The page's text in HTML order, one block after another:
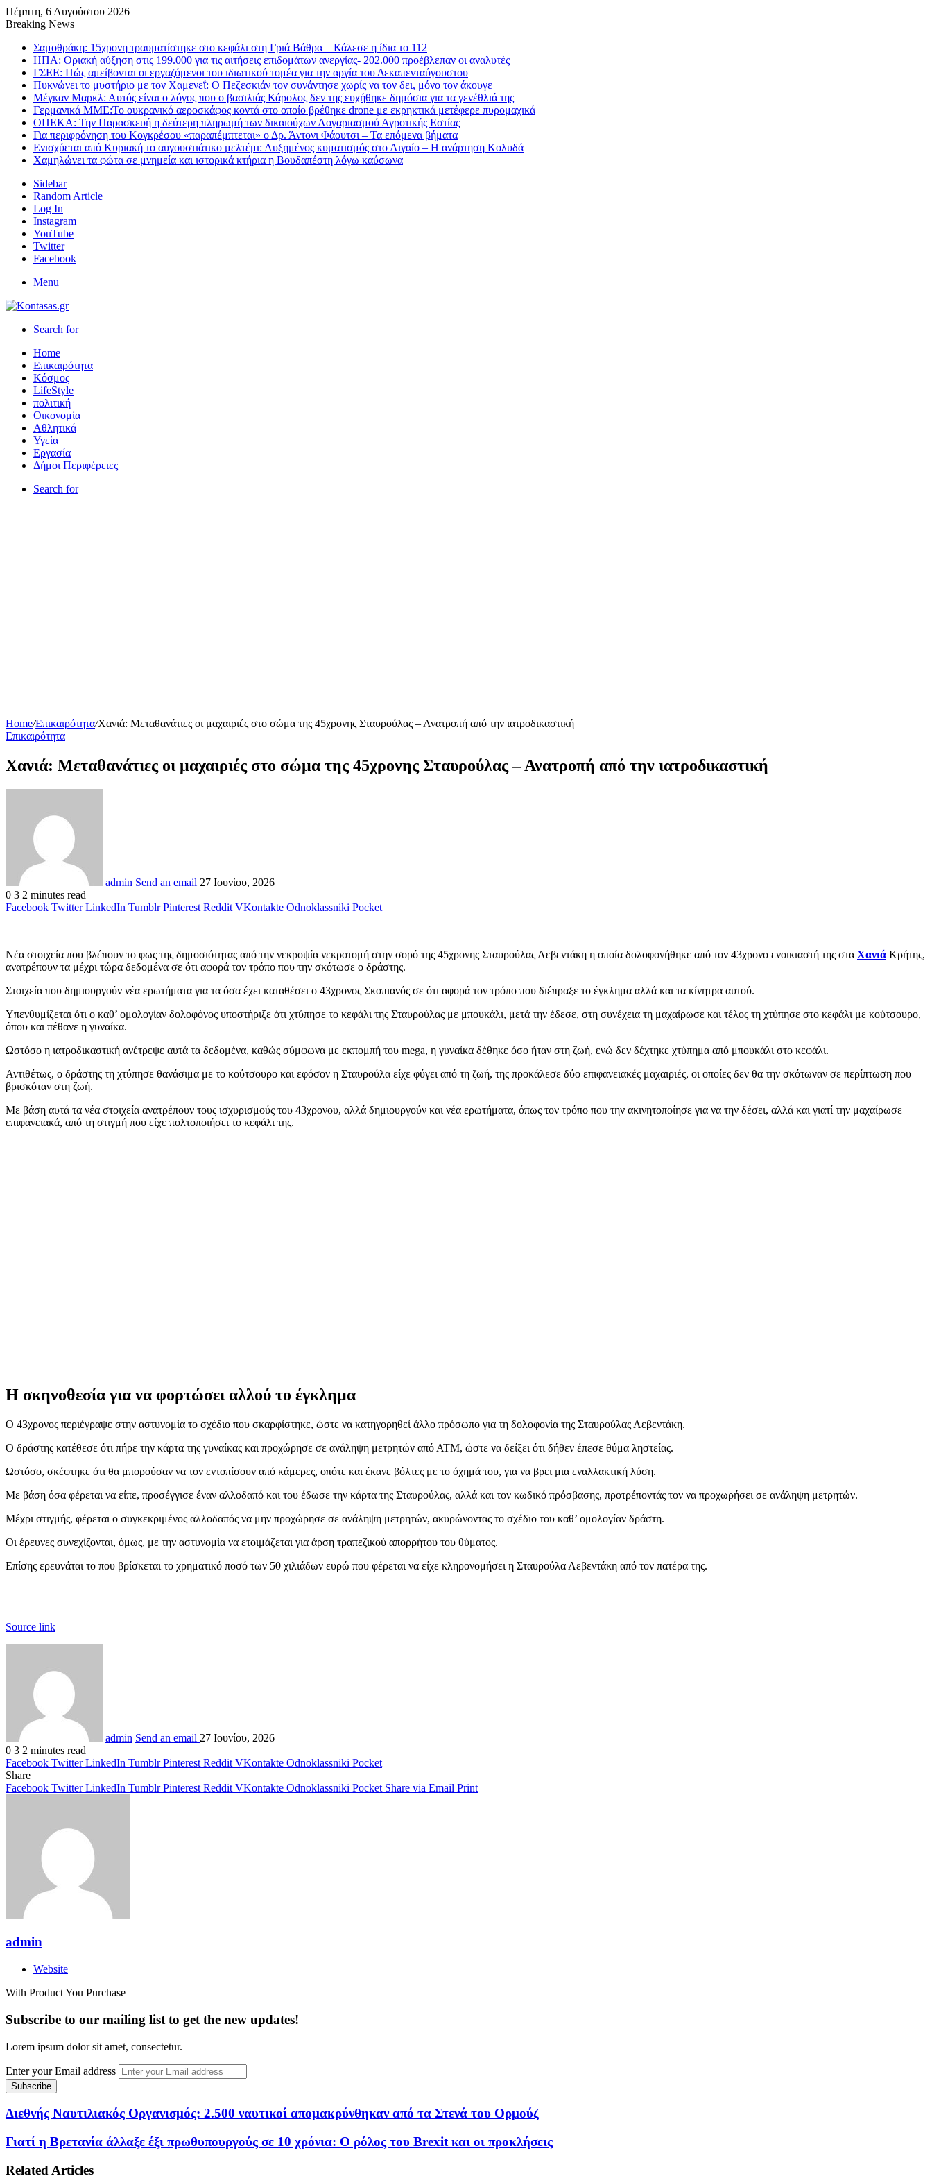
Πέμπτη, 6 Αυγούστου 2026
Breaking News
Σαμοθράκη: 15χρονη τραυματίστηκε στο κεφάλι στη Γριά Βάθρα – Κάλεσε η ίδια το 112
ΗΠΑ: Οριακή αύξηση στις 199.000 για τις αιτήσεις επιδομάτων ανεργίας- 202.000 προέβλεπαν οι αναλυτές
ΓΣΕΕ: Πώς αμείβονται οι εργαζόμενοι του ιδιωτικού τομέα για την αργία του Δεκαπενταύγουστου
Πυκνώνει το μυστήριο με τον Χαμενεΐ: Ο Πεζεσκιάν τον συνάντησε χωρίς να τον δει, μόνο τον άκουγε
Μέγκαν Μαρκλ: Αυτός είναι ο λόγος που ο βασιλιάς Κάρολος δεν της ευχήθηκε δημόσια για τα γενέθλιά της
Γερμανικά ΜΜΕ:Το ουκρανικό αεροσκάφος κοντά στο οποίο βρέθηκε drone με εκρηκτικά μετέφερε πυρομαχικά
ΟΠΕΚΑ: Την Παρασκευή η δεύτερη πληρωμή των δικαιούχων Λογαριασμού Αγροτικής Εστίας
Για περιφρόνηση του Κογκρέσου «παραπέμπτεται» ο Δρ. Άντονι Φάουτσι – Τα επόμενα βήματα
Ενισχύεται από Κυριακή το αυγουστιάτικο μελτέμι: Αυξημένος κυματισμός στο Αιγαίο – Η ανάρτηση Κολυδά
Χαμηλώνει τα φώτα σε μνημεία και ιστορικά κτήρια η Βουδαπέστη λόγω καύσωνα
Sidebar
Random Article
Log In
Instagram
YouTube
Twitter
Facebook
Menu
Search for
Home
Επικαιρότητα
Κόσμος
LifeStyle
πολιτική
Οικονομία
Αθλητικά
Υγεία
Εργασία
Δήμοι Περιφέρειες
Search for
Home/Επικαιρότητα/Χανιά: Μεταθανάτιες οι μαχαιριές στο σώμα της 45χρονης Σταυρούλας – Ανατροπή από την ιατροδικαστική
Επικαιρότητα
Χανιά: Μεταθανάτιες οι μαχαιριές στο σώμα της 45χρονης Σταυρούλας – Ανατροπή από την ιατροδικαστική
admin Send an email 27 Ιουνίου, 2026
0 3 2 minutes read
Facebook Twitter LinkedIn Tumblr Pinterest Reddit VKontakte Odnoklassniki Pocket
Νέα στοιχεία που βλέπουν το φως της δημοσιότητας από την νεκροψία νεκροτομή στην σορό της 45χρονης Σταυρούλας Λεβεντάκη η οποία δολοφονήθηκε από τον 43χρονο ενοικιαστή της στα Χανιά Κρήτης,
ανατρέπουν τα μέχρι τώρα δεδομένα σε ότι αφορά τον τρόπο που την σκότωσε ο δράστης.
Στοιχεία που δημιουργούν νέα ερωτήματα για τα όσα έχει καταθέσει ο 43χρονος Σκοπιανός σε ότι αφορά τον τρόπο που διέπραξε το έγκλημα αλλά και τα κίνητρα αυτού.
Υπενθυμίζεται ότι ο καθ’ ομολογίαν δολοφόνος υποστήριξε ότι χτύπησε το κεφάλι της Σταυρούλας με μπουκάλι, μετά την έδεσε, στη συνέχεια τη μαχαίρωσε και τέλος τη χτύπησε στο κεφάλι με κούτσουρο,
όπου και πέθανε η γυναίκα.
Ωστόσο η ιατροδικαστική ανέτρεψε αυτά τα δεδομένα, καθώς σύμφωνα με εκπομπή του mega, η γυναίκα δέθηκε όσο ήταν στη ζωή, ενώ δεν δέχτηκε χτύπημα από μπουκάλι στο κεφάλι.
Αντιθέτως, ο δράστης τη χτύπησε θανάσιμα με το κούτσουρο και εφόσον η Σταυρούλα είχε φύγει από τη ζωή, της προκάλεσε δύο επιφανειακές μαχαιριές, οι οποίες δεν θα την σκότωναν σε περίπτωση που
βρισκόταν στη ζωή.
Με βάση αυτά τα νέα στοιχεία ανατρέπουν τους ισχυρισμούς του 43χρονου, αλλά δημιουργούν και νέα ερωτήματα, όπως τον τρόπο που την ακινητοποίησε για να την δέσει, αλλά και γιατί την μαχαίρωσε
επιφανειακά, από τη στιγμή που είχε πολτοποιήσει το κεφάλι της.
Η σκηνοθεσία για να φορτώσει αλλού το έγκλημα
Ο 43χρονος περιέγραψε στην αστυνομία το σχέδιο που σκαρφίστηκε, ώστε να κατηγορηθεί άλλο πρόσωπο για τη δολοφονία της Σταυρούλας Λεβεντάκη.
Ο δράστης κατέθεσε ότι πήρε την κάρτα της γυναίκας και προχώρησε σε ανάληψη μετρητών από ΑΤΜ, ώστε να δείξει ότι δήθεν έπεσε θύμα ληστείας.
Ωστόσο, σκέφτηκε ότι θα μπορούσαν να τον εντοπίσουν από κάμερες, οπότε και έκανε βόλτες με το όχημά του, για να βρει μια εναλλακτική λύση.
Με βάση όσα φέρεται να είπε, προσέγγισε έναν αλλοδαπό και του έδωσε την κάρτα της Σταυρούλας, αλλά και τον κωδικό πρόσβασης, προτρέποντάς τον να προχωρήσει σε ανάληψη μετρητών.
Μέχρι στιγμής, φέρεται ο συγκεκριμένος αλλοδαπός να μην προχώρησε σε ανάληψη μετρητών, ακυρώνοντας το σχέδιο του καθ’ ομολογίαν δράστη.
Οι έρευνες συνεχίζονται, όμως, με την αστυνομία να ετοιμάζεται για άρση τραπεζικού απορρήτου του θύματος.
Επίσης ερευνάται το που βρίσκεται το χρηματικό ποσό των 50 χιλιάδων ευρώ που φέρεται να είχε κληρονομήσει η Σταυρούλα Λεβεντάκη από τον πατέρα της.
Source link
admin Send an email 27 Ιουνίου, 2026
0 3 2 minutes read
Facebook Twitter LinkedIn Tumblr Pinterest Reddit VKontakte Odnoklassniki Pocket
Share
Facebook Twitter LinkedIn Tumblr Pinterest Reddit VKontakte Odnoklassniki Pocket Share via Email Print
admin
Website
With Product You Purchase
Subscribe to our mailing list to get the new updates!
Lorem ipsum dolor sit amet, consectetur.
Enter your Email address
Διεθνής Ναυτιλιακός Οργανισμός: 2.500 ναυτικοί απομακρύνθηκαν από τα Στενά του Ορμούζ
Γιατί η Βρετανία άλλαξε έξι πρωθυπουργούς σε 10 χρόνια: Ο ρόλος του Brexit και οι προκλήσεις
Related Articles